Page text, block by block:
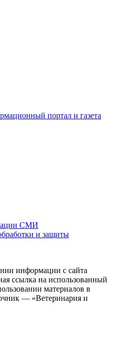
СМИ
и защиты
информации с сайта
ссылка на использованный
материалов в
— «Ветеринария и